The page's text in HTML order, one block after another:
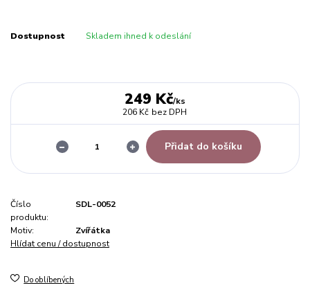
Dostupnost Skladem ihned k odeslání
249 Kč/ks
206 Kč bez DPH
Přidat do košíku
Číslo
produktu:
SDL-0052
Motiv:
Zvířátka
Hlídat cenu / dostupnost
Do oblíbených